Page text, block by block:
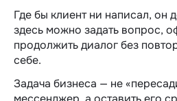
Где бы клиент ни написал, он
здесь можно задать вопрос,
продолжить диалог без
себе.
Задача бизнеса — не